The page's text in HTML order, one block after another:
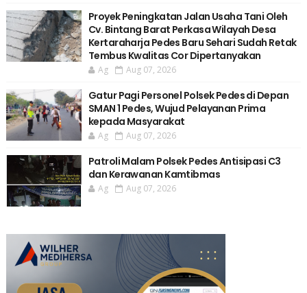
Proyek Peningkatan Jalan Usaha Tani Oleh
Cv. Bintang Barat Perkasa Wilayah Desa
Kertaraharja Pedes Baru Sehari Sudah Retak
Tembus Kwalitas Cor Dipertanyakan
Ag Aug 07, 2026
Gatur Pagi Personel Polsek Pedes di Depan
SMAN 1 Pedes, Wujud Pelayanan Prima
kepada Masyarakat
Ag Aug 07, 2026
Patroli Malam Polsek Pedes Antisipasi C3
dan Kerawanan Kamtibmas
Ag Aug 07, 2026